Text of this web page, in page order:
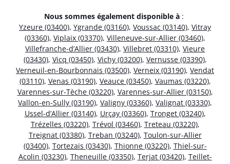
Nous sommes également disponible à :
Yzeure (03400), Ygrande (03160), Voussac (03140), Vitray
(03360), Viplaix (03370), Villeneuve-sur-Allier (03460),
Villefranche-d’Allier (03430), Villebret (03310), Vieure
(03430), Vicq (03450), Vichy (03200), Vernusse (03390),
Verneuil-en-Bourbonnais (03500), Verneix (03190), Vendat
(03110), Venas (03190), Veauce (03450), Vaumas (03220),
Varennes-sur-Tèche (03220), Varennes-sur-Allier (03150),
Vallon-en-Sully (03190), Valigny (03360), Valignat (03330),
Ussel-d’Allier (03140), Urçay (03360), Tronget (03240),
Trézelles (03220), Trévol (03460), Treteau (03220),
Treignat (03380), Treban (03240), Toulon-sur-Allier
(03400), Tortezais (03430), Thionne (03220), Thiel-sur-
Acolin (03230), Theneuille (03350), Terjat (03420), Teillet-